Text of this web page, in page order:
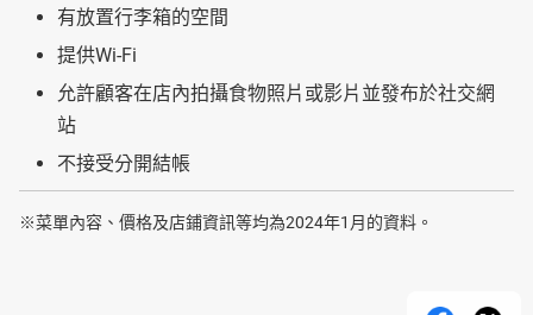
有放置行李箱的空間
提供Wi-Fi
允許顧客在店內拍攝食物照片或影片並發布於社交網
站
不接受分開結帳
※菜單內容、價格及店鋪資訊等均為2024年1月的資料。